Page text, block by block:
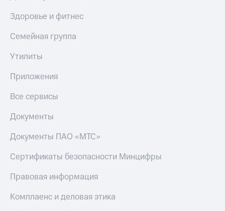
Здоровье и фитнес
Семейная группа
Утилиты
Приложения
Все сервисы
Документы
Документы ПАО «МТС»
Сертификаты безопасности Минцифры
Правовая информация
Комплаенс и деловая этика